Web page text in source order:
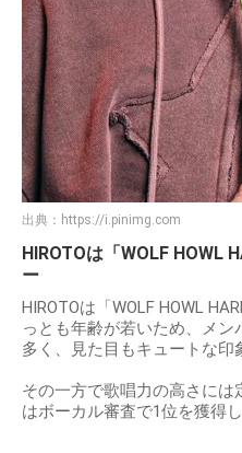
出典： https://i.pinimg.com
HIROTOは「WOLF HOWL
ー
HIROTOは「WOLF HOWL
っとも年齢が若いため、メ
多く、見た目もキュートな印
その一方で歌唱力の高さに
はボーカル審査で1位を獲得